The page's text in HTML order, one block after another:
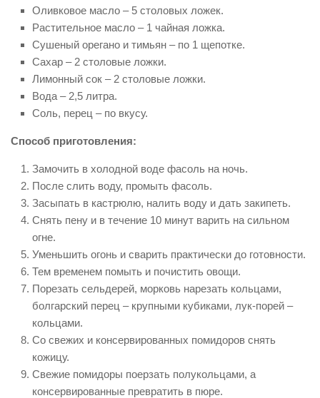
Оливковое масло – 5 столовых ложек.
Растительное масло – 1 чайная ложка.
Сушеный орегано и тимьян – по 1 щепотке.
Сахар – 2 столовые ложки.
Лимонный сок – 2 столовые ложки.
Вода – 2,5 литра.
Соль, перец – по вкусу.
Способ приготовления:
Замочить в холодной воде фасоль на ночь.
После слить воду, промыть фасоль.
Засыпать в кастрюлю, налить воду и дать закипеть.
Снять пену и в течение 10 минут варить на сильном
огне.
Уменьшить огонь и сварить практически до готовности.
Тем временем помыть и почистить овощи.
Порезать сельдерей, морковь нарезать кольцами,
болгарский перец – крупными кубиками, лук-порей –
кольцами.
Со свежих и консервированных помидоров снять
кожицу.
Свежие помидоры поерзать полукольцами, а
консервированные превратить в пюре.